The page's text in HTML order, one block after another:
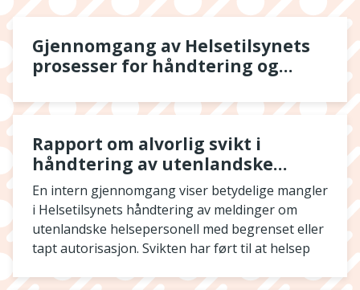
Gjennomgang av Helsetilsynets
prosesser for håndtering og
Rapport om alvorlig svikt i
håndtering av utenlandske
autorisasjonssaker
En intern gjennomgang viser betydelige mangler
i Helsetilsynets håndtering av meldinger om
utenlandske helsepersonell med begrenset eller
tapt autorisasjon. Svikten har ført til at helsep